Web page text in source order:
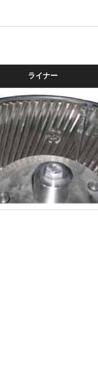
ライナー